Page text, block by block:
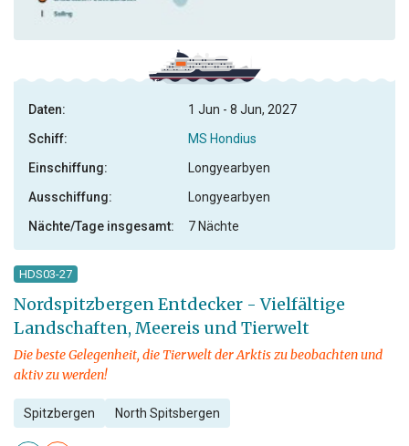
HDS03-27
Nordspitzbergen Entdecker - Vielfältige
Landschaften, Meereis und Tierwelt
Die beste Gelegenheit, die Tierwelt der Arktis zu beobachten und
aktiv zu werden!
Spitzbergen North Spitsbergen
Daten:
1 Jun - 8 Jun, 2027
Schiff:
MS Hondius
Einschiffung:
Longyearbyen
Ausschiffung:
Longyearbyen
Nächte/Tage insgesamt:
7 Nächte